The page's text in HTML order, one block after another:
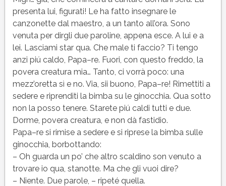
presenta lui, figurati! Le ha fatto insegnare le
canzonette dal maestro, a un tanto all’ora. Sono
venuta per dirgli due paroline, appena esce. A lui e a
lei. Lasciami star qua. Che male ti faccio? Ti tengo
anzi piú caldo, Papa–re. Fuori, con questo freddo, la
povera creatura mia… Tanto, ci vorrà poco: una
mezz’oretta sì e no. Via, sii buono, Papa–re! Rimettiti a
sedere e riprenditi la bimba su le ginocchia. Qua sotto
non la posso tenere. Starete piú caldi tutti e due.
Dorme, povera creatura, e non dà fastidio.
Papa–re si rimise a sedere e si riprese la bimba sulle
ginocchia, borbottando:
– Oh guarda un po’ che altro scaldino son venuto a
trovare io qua, stanotte. Ma che gli vuoi dire?
– Niente. Due parole, – ripeté quella.